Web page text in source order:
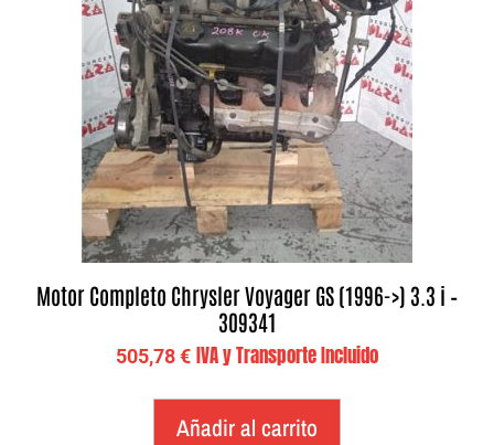
Motor Completo Chrysler Voyager GS (1996->) 3.3 i –
309341
505,78€ IVA y Transporte Incluido
Añadir al carrito